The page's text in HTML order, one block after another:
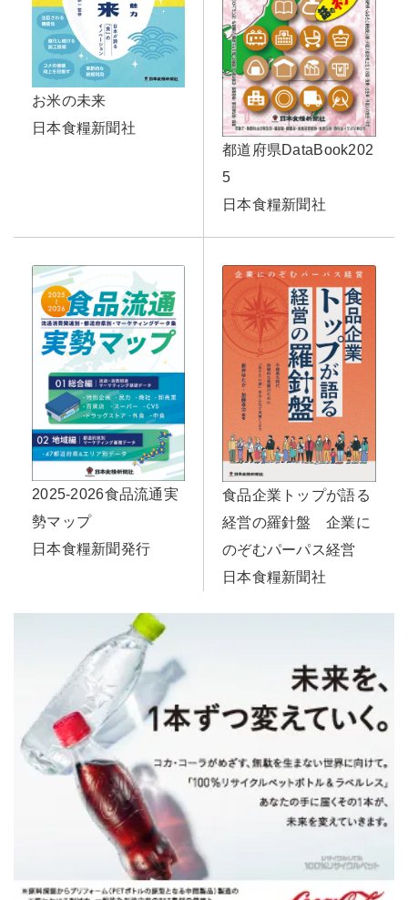
お米の未来
日本食糧新聞社
都道府県DataBook202
5
日本食糧新聞社
2025-2026食品流通実
勢マップ
日本食糧新聞発行
食品企業トップが語る
経営の羅針盤 企業に
のぞむパーパス経営
日本食糧新聞社